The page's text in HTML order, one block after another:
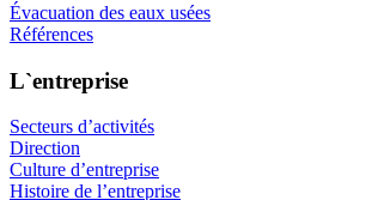
Évacuation des eaux usées
Références
L`entreprise
Secteurs d’activités
Direction
Culture d’entreprise
Histoire de l’entreprise